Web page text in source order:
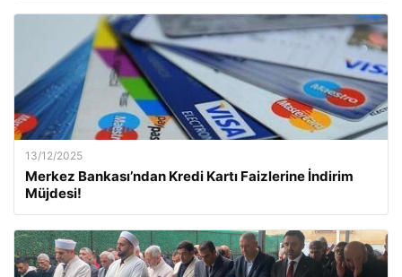
13/12/2025
Merkez Bankası’ndan Kredi Kartı Faizlerine İndirim
Müjdesi!